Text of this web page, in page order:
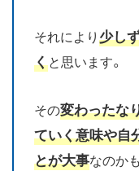
それにより少し
くと思います。
その変わったな
ていく意味や自
とが大事なのか